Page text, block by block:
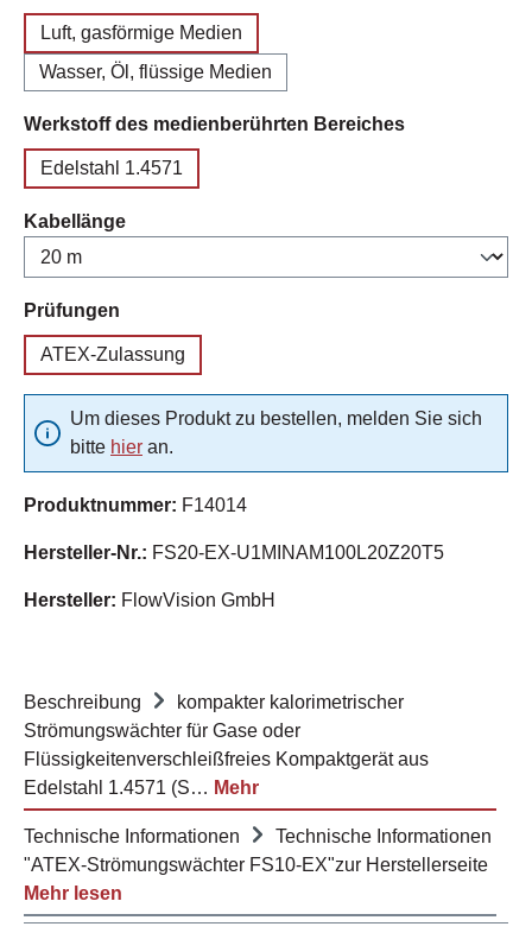
Luft, gasförmige Medien
Wasser, Öl, flüssige Medien
Werkstoff des medienberührten Bereichesauswählen
Edelstahl 1.4571
Kabellängeauswählen
Prüfungen
ATEX-Zulassung
Um dieses Produkt zu bestellen, melden Sie sich
bitte hier an.
Produktnummer: F14014
Hersteller-Nr.: FS20-EX-U1MINAM100L20Z20T5
Hersteller: FlowVision GmbH
Beschreibung
kompakter kalorimetrischer
Strömungswächter für Gase oder
Flüssigkeitenverschleißfreies Kompaktgerät aus
Edelstahl 1.4571 (S… Mehr
Technische Informationen
Technische Informationen
"ATEX-Strömungswächter FS10-EX"zur Herstellerseite
Mehr lesen